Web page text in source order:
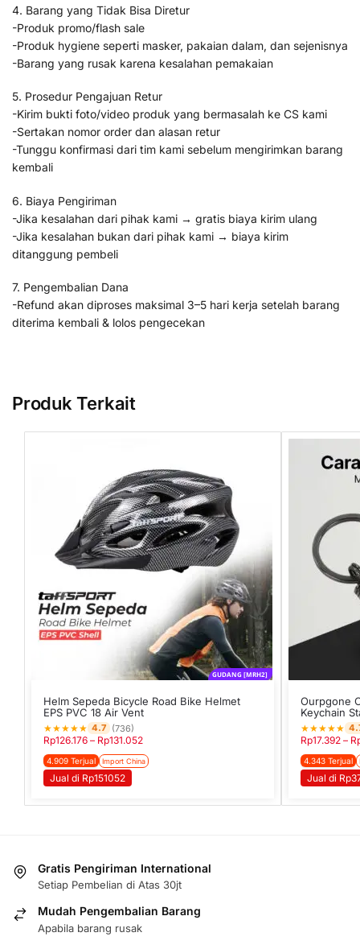
4. Barang yang Tidak Bisa Diretur
-Produk promo/flash sale
-Produk hygiene seperti masker, pakaian dalam, dan sejenisnya
-Barang yang rusak karena kesalahan pemakaian
5. Prosedur Pengajuan Retur
-Kirim bukti foto/video produk yang bermasalah ke CS kami
-Sertakan nomor order dan alasan retur
-Tunggu konfirmasi dari tim kami sebelum mengirimkan barang
kembali
6. Biaya Pengiriman
-Jika kesalahan dari pihak kami → gratis biaya kirim ulang
-Jika kesalahan bukan dari pihak kami → biaya kirim
ditanggung pembeli
7. Pengembalian Dana
-Refund akan diproses maksimal 3–5 hari kerja setelah barang
diterima kembali & lolos pengecekan
Produk Terkait
GUDANG [MRH2]
Helm Sepeda Bicycle Road Bike Helmet
EPS PVC 18 Air Vent
★★★★★ 4.7 (736)
Rp126.176 – Rp131.052
4.909 Terjual Import China
Jual di Rp151052
Ourpgone
Keychain
★★★★★
Rp17.392 –
4.343 Terjual
Jual di
Gratis Pengiriman International
Setiap Pembelian di Atas 30jt
Mudah Pengembalian Barang
Apabila barang rusak